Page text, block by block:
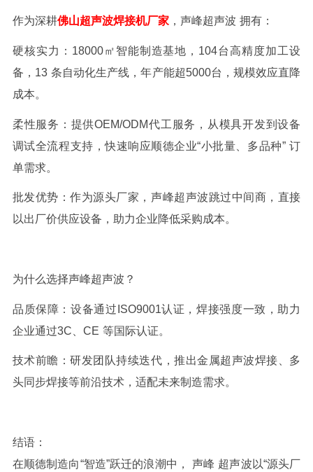
作为深耕佛山超声波焊接机厂家， 声峰超声波 拥有：
硬核实力： 18000㎡智能制造基地， 104台高精度加工设
备， 13 条自动化生产线，年产能超5000台，规模效应直降
成本。
柔性服务：提供OEM/ODM代工服务，从模具开发到设备
调试全流程支持，快速响应顺德企业“小批量、多品种” 订
单需求。
批发优势：作为源头厂家， 声峰超声波跳过中间商，直接
以出厂价供应设备，助力企业降低采购成本。
为什么选择声峰超声波？
品质保障：设备通过 ISO9001认证，焊接强度一致，助力
企业通过3C CE 等国际认证。
技术前瞻：研发团队持续迭代，推出金属超声波焊接、多
头同步焊接等前沿技术，适配未来制造需求。
结语：
在顺德制造向“智造”跃迁的浪潮中， 声峰 超声波以“源头厂